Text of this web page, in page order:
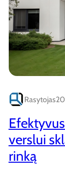
Rasytojas
verslui
rinką